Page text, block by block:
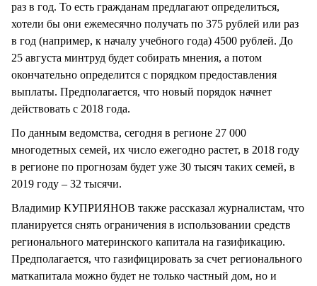
раз в год. То есть гражданам предлагают определиться,
хотели бы они ежемесячно получать по 375 рублей или раз
в год (например, к началу учебного года) 4500 рублей. До
25 августа минтруд будет собирать мнения, а потом
окончательно определится с порядком предоставления
выплаты. Предполагается, что новый порядок начнет
действовать с 2018 года.
По данным ведомства, сегодня в регионе 27 000
многодетных семей, их число ежегодно растет, в 2018 году
в регионе по прогнозам будет уже 30 тысяч таких семей, в
2019 году – 32 тысячи.
Владимир КУПРИЯНОВ также рассказал журналистам, что
планируется снять ограничения в использовании средств
регионального материнского капитала на газификацию.
Предполагается, что газифицировать за счет регионального
маткапитала можно будет не только частный дом, но и